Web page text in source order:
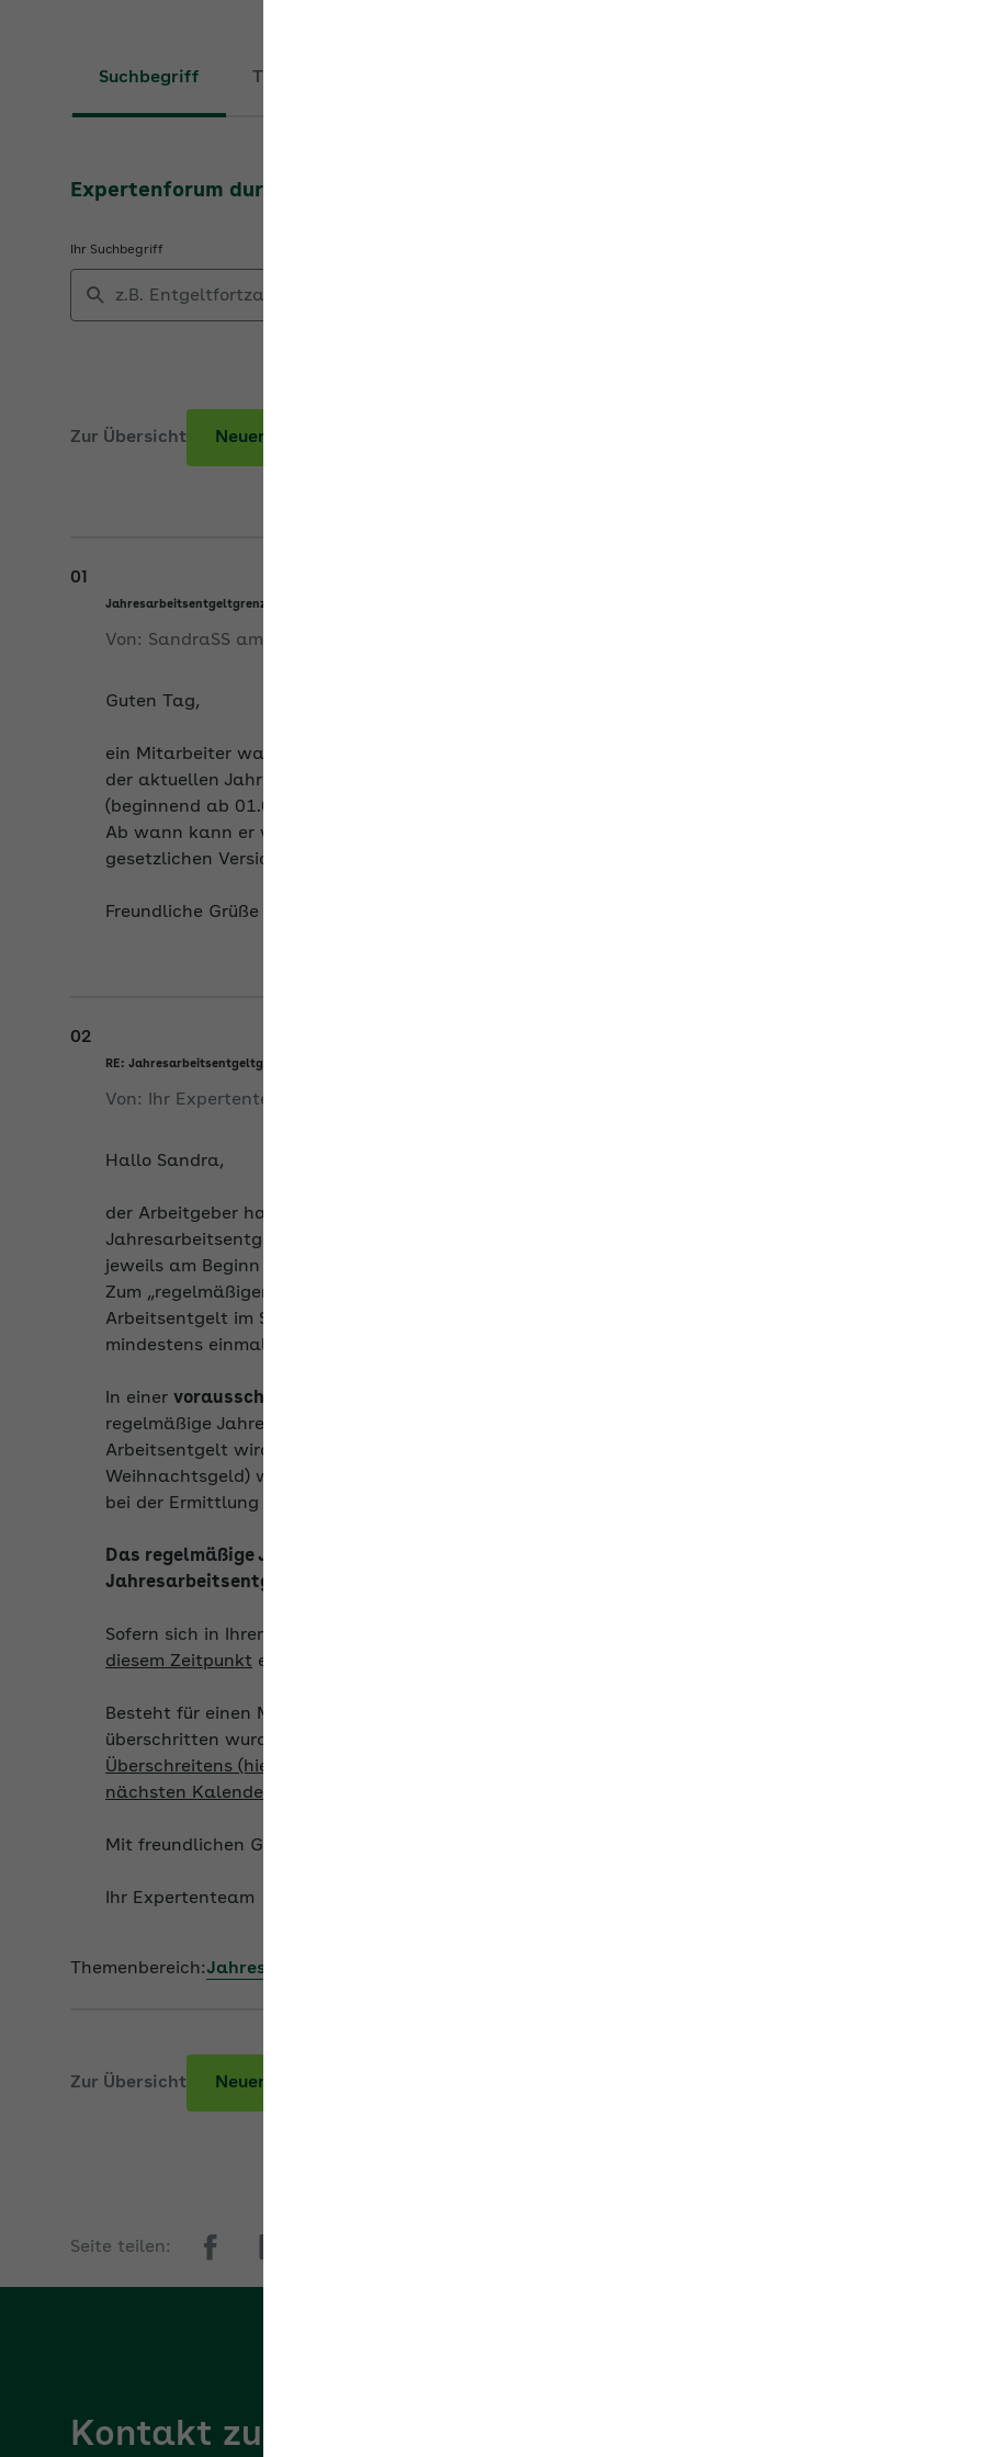
Suchbegriff Thema
Expertenforum durchsuchen
Ihr Suchbegriff
Zur Übersicht Neuer Beitrag
01
Jahresarbeitsentgeltgrenze über-/unterschreiten
Von: SandraSS am
Guten Tag,
ein Mitarbeiter war bis zum 31.12.25 privatversichert. Aufgrund Wechsel in die Teilzeit ab 01.01.2026,
der aktuellen Jahresarbeitsentgeltgrenze und wird gesetzlich versichert mit Beitragsgruppenschlüssel
(beginnend ab 01.01.26).
Ab wann kann er wieder mehr verdienen und die Jahresarbeitsentgeltgrenze überschreiten, sodass er
gesetzlichen Versicherungspflicht in die freiwillige Versicherung wechselt (also von 1111 zu 9111)?
Freundliche Grüße
02
RE: Jahresarbeitsentgeltgrenze über-/unterschreiten
Von: Ihr Expertenteam
Hallo Sandra,
der Arbeitgeber hat die Prüfung, ob das regelmäßige Jahresarbeitsentgelt seiner Arbeitnehmer die
Jahresarbeitsentgeltgrenze überschreitet, zu Beginn der Beschäftigung,
jeweils am Beginn eines neuen Kalenderjahres im Rahmen einer vorausschauenden Betrachtungsweise
Zum „regelmäßigen“ Jahresarbeitsentgelt gehören alle Einnahmen, die nach § 14 Abs. 1
Arbeitsentgelt im Sinne der Sozialversicherung darstellen und mit an Sicherheit grenzender
mindestens einmal jährlich gezahlt werden.
In einer vorausschauenden Betrachtungsweise
regelmäßige Jahresarbeitsentgelt zu ermitteln. Das zum Zeitpunkt der Prüfung maßgebende
Arbeitsentgelt wird (immer) mit zwölf multipliziert
Weihnachtsgeld) werden hinzugerechnet. Zuschläge, die mit Rücksicht auf den Familienstand gezahlt
bei der Ermittlung außen vor.
Das regelmäßige Jahresarbeitsentgelt ist immer ein „Jahreswert“, der mit der jeweiligen
Jahresarbeitsentgeltgrenze verglichen wird.
Sofern sich in Ihrem Fall eine Veränderung des Arbeitsentgelts ergibt, z. B. aufgrund eines Wechsels
diesem Zeitpunkt eine erneute vorausschauende Prognose durchzuführen.
Besteht für einen Mitarbeiter zunächst Versicherungspflicht, weil die maßgebende
überschritten wurde, endet diese Versicherungspflicht im Falle der Entgelterhöhung
Überschreitens (hier: 31.12.2026), vorausgesetzt, dass das regelmäßige Jahresarbeitsentgelt auch die
nächsten Kalenderjahres (hier: 2027) an geltende Jahresarbeitsentgeltgrenze übersteigt.
Mit freundlichen Grüßen
Ihr Expertenteam
Themenbereich:Jahresarbeitsentgelt
Zur Übersicht Neuer Beitrag
Seite teilen:
Kontakt zur AOK